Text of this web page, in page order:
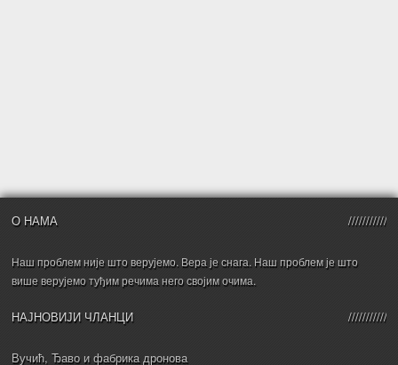
О НАМА
Наш проблем није што верујемо. Вера је снага. Наш проблем је што
више верујемо туђим речима него својим очима.
НАЈНОВИЈИ ЧЛАНЦИ
Вучић, Ђаво и фабрика дронова